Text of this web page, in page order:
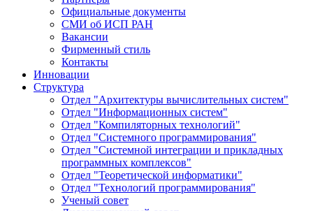
Официальные документы
СМИ об ИСП РАН
Вакансии
Фирменный стиль
Контакты
Инновации
Структура
Отдел "Архитектуры вычислительных систем"
Отдел "Информационных систем"
Отдел "Компиляторных технологий"
Отдел "Системного программирования"
Отдел "Системной интеграции и прикладных
программных комплексов"
Отдел "Теоретической информатики"
Отдел "Технологий программирования"
Ученый совет